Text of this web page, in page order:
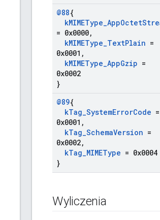
@88{
kMIMEType_AppOctet
= 0x0000,
kMIMEType_TextPlain =
0x0001 ,
kMIMEType_AppGzip =
0x0002
}
@89{
kTag_SystemErrorCode =
0x0001 ,
kTag_SchemaVersion =
0x0002,
kTag_MIMEType = 0x0004
}
Wyliczenia